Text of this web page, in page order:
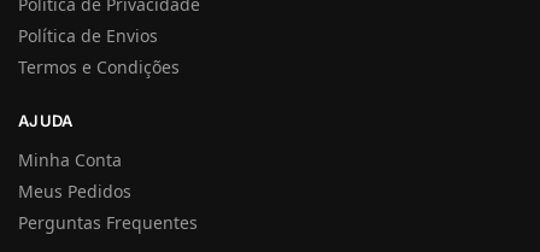
Política de Envios
Termos e Condições
AJUDA
Minha Conta
Meus Pedidos
Perguntas Frequentes